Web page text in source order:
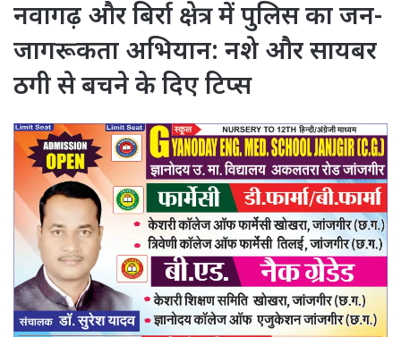
नवागढ़ और बिर्रा क्षेत्र में पुलिस का जन-
जागरूकता अभियान: नशे और सायबर
ठगी से बचने के दिए टिप्स